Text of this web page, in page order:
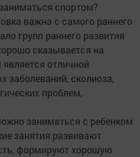
спортом?
важна с самого раннего
групп раннего развития
сказывается на
отличной
заболеваний, сколиоза,
проблем,
заниматься с ребенком
занятия развивают
формируют хорошую